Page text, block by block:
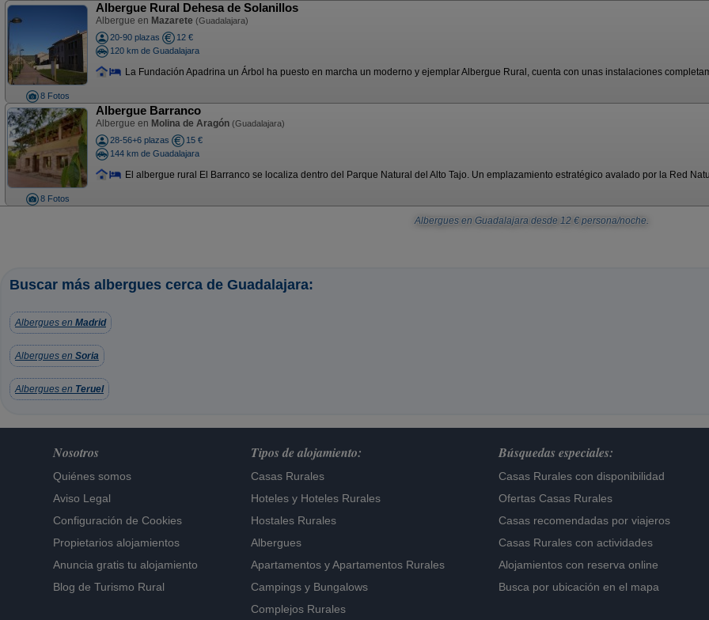
8 Fotos
Albergue Rural Dehesa de Solanillos
Albergue en Mazarete (Guadalajara)
20-90 plazas
12 €
120 km de Guadalajara
La Fundación Apadrina un Árbol ha puesto en marcha un moderno y ejemplar Albergue Rural, cuenta con unas instalaciones
8 Fotos
Albergue Barranco
Albergue en Molina de Aragón (Guadalajara)
28-56+6 plazas
15 €
144 km de Guadalajara
El albergue rural El Barranco se localiza dentro del Parque Natural del Alto Tajo. Un emplazamiento estratégico avalado por la Red
Albergues en Guadalajara desde 12 € persona/noche.
Buscar más albergues cerca de Guadalajara:
Albergues en Madrid
Albergues en Soria
Albergues en Teruel
Nosotros
Quiénes somos
Aviso Legal
Configuración de Cookies
Propietarios alojamientos
Anuncia gratis tu alojamiento
Blog de Turismo Rural
Tipos de alojamiento:
Casas Rurales
Hoteles y Hoteles Rurales
Hostales Rurales
Albergues
Apartamentos yApartamentos Rurales
Campings y Bungalows
Complejos Rurales
Búsquedas especiales:
Casas Rurales con disponibilidad
Ofertas Casas Rurales
Casas recomendadas por viajeros
Casas Rurales con actividades
Alojamientos con reserva online
Busca por ubicación en el mapa